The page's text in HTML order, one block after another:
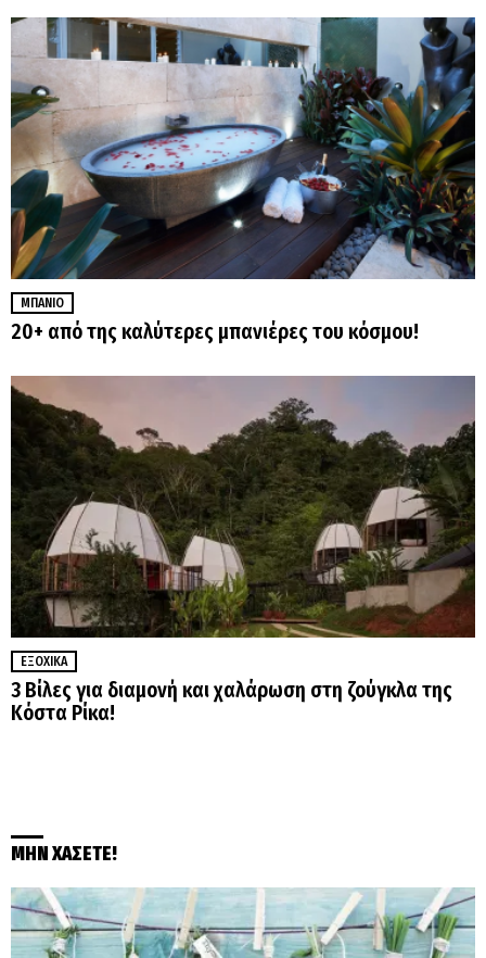
ΜΠΆΝΙΟ
20+ από της καλύτερες μπανιέρες του κόσμου!
ΕΞΟΧΙΚΆ
3 Βίλες για διαμονή και χαλάρωση στη ζούγκλα της
Κόστα Ρίκα!
ΜΗΝ ΧΑΣΕΤΕ!